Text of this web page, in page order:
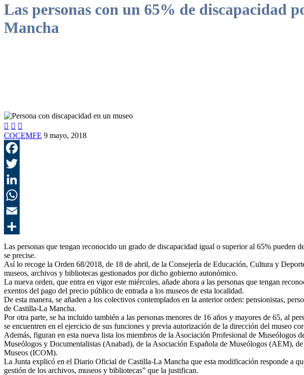
Las personas con un 65% de discapacidad
Mancha
  
COCEMFE 9 mayo, 2018
Las personas que tengan reconocido un grado de discapacidad igual o superior al 65% pueden
se precise.
Así lo recoge la Orden 68/2018, de 18 de abril, de la Consejería de Educación, Cultura y
museos, archivos y bibliotecas gestionados por dicho gobierno autonómico.
La nueva orden, que entra en vigor este miércoles, añade ahora a las personas que tengan
exentos del pago del precio público de entrada a los museos de esta localidad.
De esta manera, se añaden a los colectivos contemplados en la anterior orden: pensionistas,
de Castilla-La Mancha.
Por otra parte, se ha incluido también a las personas menores de 16 años y mayores de 65, al
se encuentren en el ejercicio de sus funciones y previa autorización de la dirección del museo
Además, figuran en esta nueva lista los miembros de la Asociación Profesional de
Museólogos y Documentalistas (Anabad), de la Asociación Española de Museólogos (AEM),
Museos (ICOM).
La Junta explicó en el Diario Oficial de Castilla-La Mancha que esta modificación responde a
gestión de los archivos, museos y bibliotecas” que la justifican.